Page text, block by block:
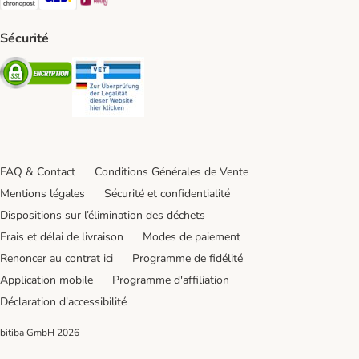
Sécurité
Security
FAQ & Contact
Conditions Générales de Vente
Mentions légales
Sécurité et confidentialité
Dispositions sur l’élimination des déchets
Frais et délai de livraison
Modes de paiement
Renoncer au contrat ici
Programme de fidélité
Application mobile
Programme d'affiliation
Déclaration d'accessibilité
bitiba GmbH 2026